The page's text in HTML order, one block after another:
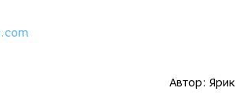
Автор: Ярик